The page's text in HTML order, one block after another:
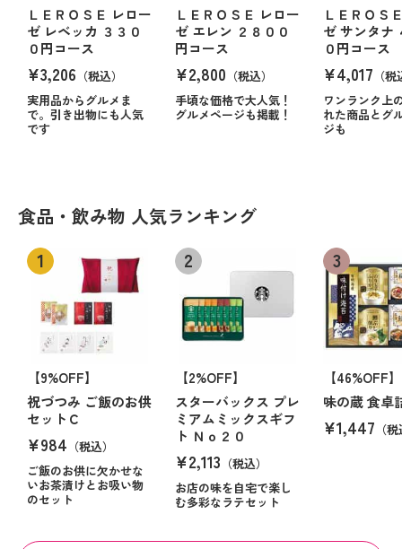
ＬＥＲＯＳＥ レロー
ゼ レベッカ ３３０
０円コース
¥3,206 （税込）
実用品からグルメま
で。引き出物にも人気
です
ＬＥＲＯＳＥ レロー
ゼ エレン ２８００
円コース
¥2,800 （税込）
手頃な価格で大人気！
グルメページも掲載！
ＬＥＲＯＳ
ゼ サンタナ
０円コース
¥4,017 （
ワンランク上
れた商品とグ
ジも
食品・飲み物 人気ランキング
【9%OFF】
祝づつみ ご飯のお供
セットＣ
¥984 （税込）
ご飯のお供に欠かせな
いお茶漬けとお吸い物
のセット
【2%OFF】
スターバックス プレ
ミアムミックスギフ
ト Ｎｏ２０
¥2,113 （税込）
お店の味を自宅で楽し
む多彩なラテセット
【46%OFF】
味の蔵 食卓
¥1,447 （